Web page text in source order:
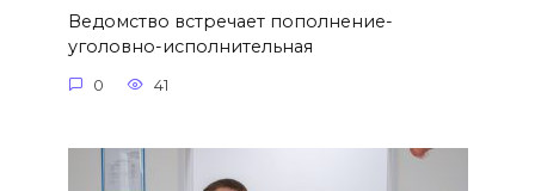
Ведомство встречает пополнение-
уголовно-исполнительная
0 41